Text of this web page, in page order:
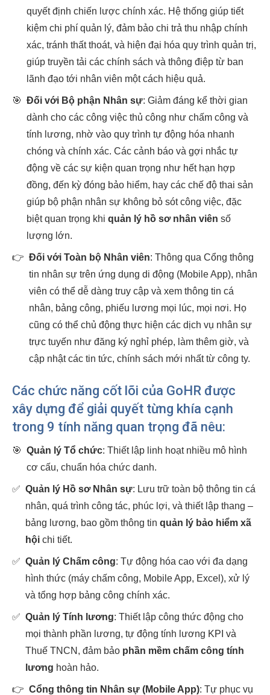
quyết định chiến lược chính xác. Hệ thống giúp tiết
kiệm chi phí quản lý, đảm bảo chi trả thu nhập chính
xác, tránh thất thoát, và hiện đại hóa quy trình quản trị,
giúp truyền tải các chính sách và thông điệp từ ban
lãnh đạo tới nhân viên một cách hiệu quả.
🎯 Đối với Bộ phận Nhân sự: Giảm đáng kể thời gian
dành cho các công việc thủ công như chấm công và
tính lương, nhờ vào quy trình tự động hóa nhanh
chóng và chính xác. Các cảnh báo và gợi nhắc tự
động về các sự kiện quan trọng như hết hạn hợp
đồng, đến kỳ đóng bảo hiểm, hay các chế độ thai sản
giúp bộ phận nhân sự không bỏ sót công việc, đặc
biệt quan trọng khi quản lý hồ sơ nhân viên số
lượng lớn.
👉 Đối với Toàn bộ Nhân viên: Thông qua Cổng thông
tin nhân sự trên ứng dụng di động (Mobile App), nhân
viên có thể dễ dàng truy cập và xem thông tin cá
nhân, bảng công, phiếu lương mọi lúc, mọi nơi. Họ
cũng có thể chủ động thực hiện các dịch vụ nhân sự
trực tuyến như đăng ký nghỉ phép, làm thêm giờ, và
cập nhật các tin tức, chính sách mới nhất từ công ty.
Các chức năng cốt lõi của GoHR được
xây dựng để giải quyết từng khía cạnh
trong 9 tính năng quan trọng đã nêu:
🎯 Quản lý Tổ chức: Thiết lập linh hoạt nhiều mô hình
cơ cấu, chuẩn hóa chức danh.
✅ Quản lý Hồ sơ Nhân sự: Lưu trữ toàn bộ thông tin cá
nhân, quá trình công tác, phúc lợi, và thiết lập thang –
bảng lương, bao gồm thông tin quản lý bảo hiểm xã
hội chi tiết.
✅ Quản lý Chấm công: Tự động hóa cao với đa dạng
hình thức (máy chấm công, Mobile App, Excel), xử lý
và tổng hợp bảng công chính xác.
✅ Quản lý Tính lương: Thiết lập công thức động cho
mọi thành phần lương, tự động tính lương KPI và
Thuế TNCN, đảm bảo phần mềm chấm công tính
lương hoàn hảo.
👉 Cổng thông tin Nhân sự (Mobile App): Tự phục vụ